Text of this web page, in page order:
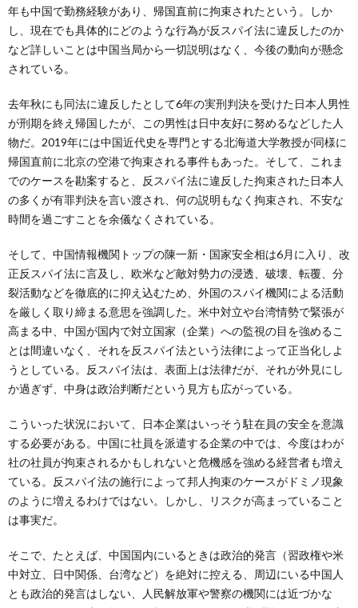
年も中国で勤務経験があり、帰国直前に拘束されたという。しか
し、現在でも具体的にどのような行為が反スパイ法に違反したのか
など詳しいことは中国当局から一切説明はなく、今後の動向が懸念
されている。
去年秋にも同法に違反したとして6年の実刑判決を受けた日本人男性
が刑期を終え帰国したが、この男性は日中友好に努めるなどした人
物だ。2019年には中国近代史を専門とする北海道大学教授が同様に
帰国直前に北京の空港で拘束される事件もあった。そして、これま
でのケースを勘案すると、反スパイ法に違反した拘束された日本人
の多くが有罪判決を言い渡され、何の説明もなく拘束され、不安な
時間を過ごすことを余儀なくされている。
そして、中国情報機関トップの陳一新・国家安全相は6月に入り、改
正反スパイ法に言及し、欧米など敵対勢力の浸透、破壊、転覆、分
裂活動などを徹底的に抑え込むため、外国のスパイ機関による活動
を厳しく取り締まる意思を強調した。米中対立や台湾情勢で緊張が
高まる中、中国が国内で対立国家（企業）への監視の目を強めるこ
とは間違いなく、それを反スパイ法という法律によって正当化しよ
うとしている。反スパイ法は、表面上は法律だが、それが外見にし
か過ぎず、中身は政治判断だという見方も広がっている。
こういった状況において、日本企業はいっそう駐在員の安全を意識
する必要がある。中国に社員を派遣する企業の中では、今度はわが
社の社員が拘束されるかもしれないと危機感を強める経営者も増え
ている。反スパイ法の施行によって邦人拘束のケースがドミノ現象
のように増えるわけではない。しかし、リスクが高まっていること
は事実だ。
そこで、たとえば、中国国内にいるときは政治的発言（習政権や米
中対立、日中関係、台湾など）を絶対に控える、周辺にいる中国人
とも政治的発言はしない、人民解放軍や警察の機関には近づかな